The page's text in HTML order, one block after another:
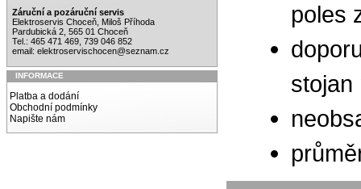
Záruční a pozáruční servis
Elektroservis Choceň, Miloš Příhoda
Pardubická 2, 565 01 Choceň
Tel.: 465 471 469, 739 046 852
email: elektroservischocen@seznam.cz
INFORMACE
Platba a dodání
Obchodní podmínky
Napište nám
poles